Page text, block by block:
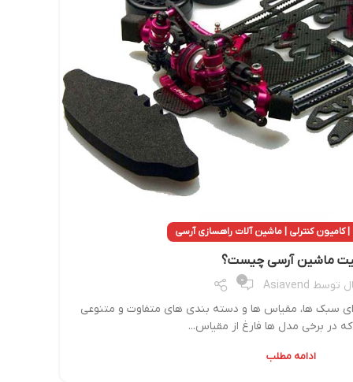
| کامیون کنترلی | ماشین آلات راهسازی آرسی
ماشین آرسی چیست؟
توسط Asiavend
0
سبک ها، مقیاس ها و دسته بندی های متفاوت و متنوعی
در برخی مدل ها فارغ از مقیاس...
ادامه مطلب